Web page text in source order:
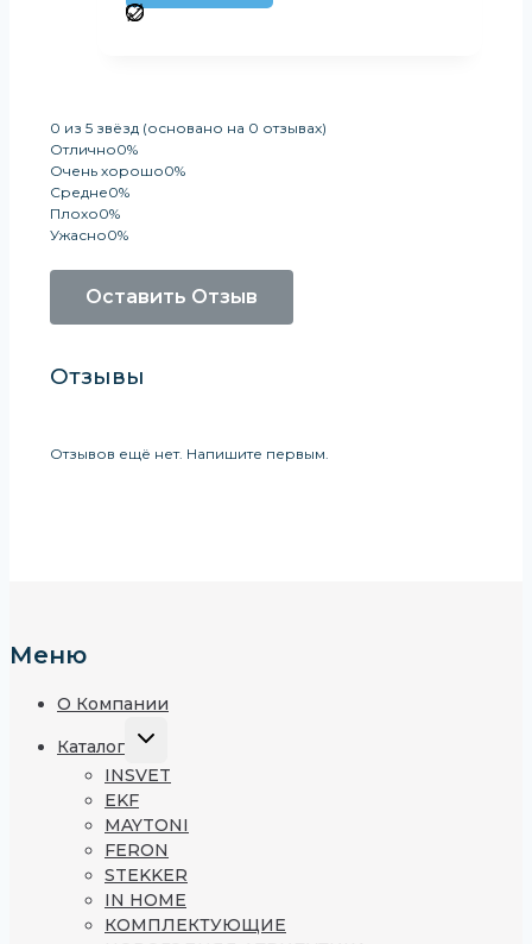
0 из 5 звёзд (основано на 0 отзывах)
Отлично0%
Очень хорошо0%
Средне0%
Плохо0%
Ужасно0%
Оставить Отзыв
Отзывы
Отзывов ещё нет. Напишите первым.
Меню
О Компании
Каталог
INSVET
EKF
MAYTONI
FERON
STEKKER
IN HOME
КОМПЛЕКТУЮЩИЕ